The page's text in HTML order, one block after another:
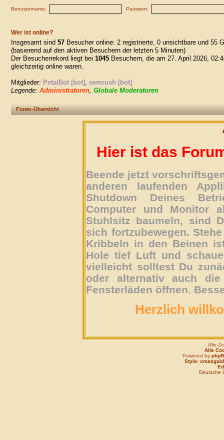
Benutzername: Passwort:
Wer ist online?
Insgesamt sind 57 Besucher online: 2 registrierte, 0 unsichtbare und 55
(basierend auf den aktiven Besuchern der letzten 5 Minuten)
Der Besucherrekord liegt bei 1045 Besuchern, die am 27. April 2026,
gleichzeitig online waren.
Mitglieder: PetalBot [bot] , semrush [bot]
Legende: Administratoren, Globale Moderatoren
Foren-Übersicht
Hier ist das
Beende jetzt
anderen laufenden
Shutdown Deines
Computer und Monitor
Stuhlsitz baumeln, sind
sich fortzubewegen.
Kribbeln in den Beinen
Hole tief Luft und
vielleicht solltest Du
oder alternativ auch
Fensterläden öffnen.
Herzlich
Alle
Alle
Powered by
Style: xmasgold
Deutsche